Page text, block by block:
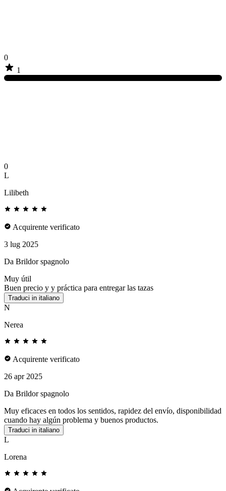
0
1
0
L
Lilibeth
Acquirente verificato
3 lug 2025
Da Brildor spagnolo
Muy útil
Buen precio y y práctica para entregar las tazas
Traduci in italiano
N
Nerea
Acquirente verificato
26 apr 2025
Da Brildor spagnolo
Muy eficaces en todos los sentidos, rapidez del envío, disponibilidad
cuando hay algún problema y buenos productos.
Traduci in italiano
L
Lorena